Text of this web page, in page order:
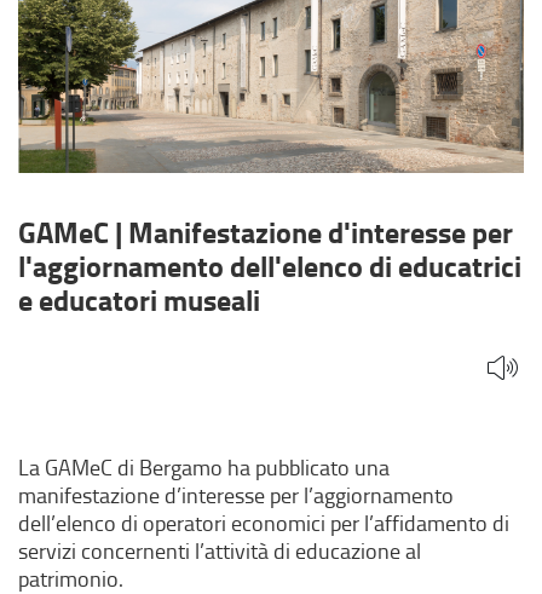
e
educatori
museali
GAMeC | Manifestazione d'interesse per
l'aggiornamento dell'elenco di educatrici
e educatori museali
La GAMeC di Bergamo ha pubblicato una
manifestazione d’interesse per l’aggiornamento
dell’elenco di operatori economici per l’affidamento di
servizi concernenti l’attività di educazione al
patrimonio.